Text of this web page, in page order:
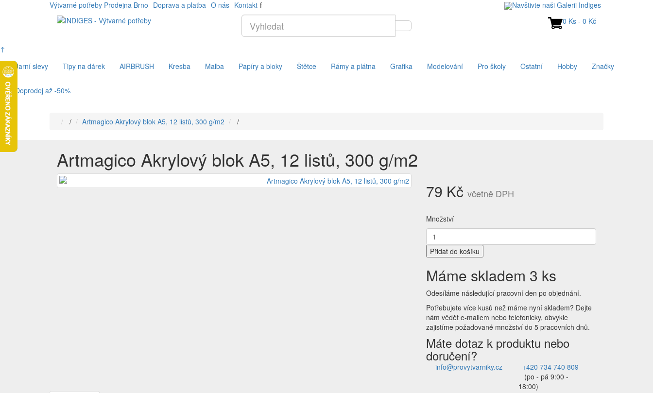
Výtvarné potřeby Prodejna Brno Doprava a platba O nás Kontakt Navštivte naši Galerii Indiges
f
0 Ks - 0 Kč
↑
Jarní slevy
Tipy na dárek AIRBRUSH Kresba Malba Papíry a bloky Štětce Rámy a plátna Grafika Modelování Pro školy Ostatní Hobby Značky
Doprodej až -50%
/ Artmagico Akrylový blok A5, 12 listů, 300 g/m2 /
Artmagico Akrylový blok A5, 12 listů, 300 g/m2
79 Kč včetně DPH
Množství
Přidat do košíku
Máme skladem 3 ks
Odesíláme následující pracovní den po objednání.
Potřebujete více kusů než máme nyní skladem? Dejte
nám vědět e-mailem nebo telefonicky, obvykle
zajistíme požadované množství do 5 pracovních dnů.
Máte dotaz k produktu nebo
doručení?
info@provytvarniky.cz
+420 734 740 809
(po - pá 9:00 -
18:00)